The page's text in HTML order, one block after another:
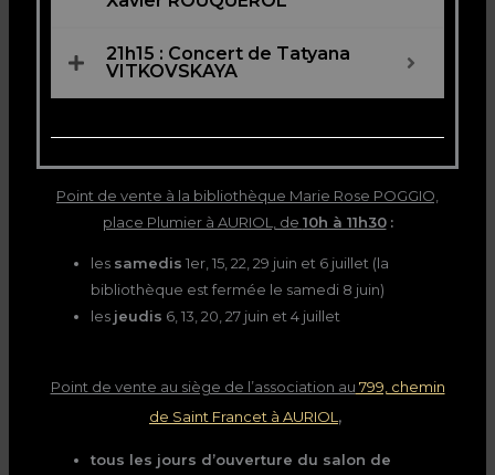
21h15 : Concert de Tatyana
VITKOVSKAYA
Point de vente à la bibliothèque Marie Rose POGGIO,
place Plumier à AURIOL, de 10h à 11h30 :
les samedis 1er, 15, 22, 29 juin et 6 juillet (la
bibliothèque est fermée le samedi 8 juin)
les jeudis 6, 13, 20, 27 juin et 4 juillet
Point de vente au siège de l’association au 799, chemin
de Saint Francet à AURIOL ,
tous les jours d’ouverture du salon de